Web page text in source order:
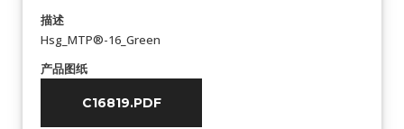
描述
Hsg_MTP®-16_Green
产品图纸
C16819.PDF